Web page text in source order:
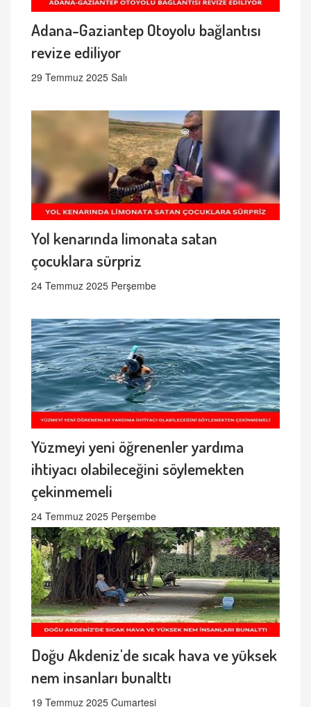
Adana-Gaziantep Otoyolu bağlantısı
revize ediliyor
29 Temmuz 2025 Salı
Yol kenarında limonata satan
çocuklara sürpriz
24 Temmuz 2025 Perşembe
Yüzmeyi yeni öğrenenler yardıma
ihtiyacı olabileceğini söylemekten
çekinmemeli
24 Temmuz 2025 Perşembe
Doğu Akdeniz'de sıcak hava ve yüksek
nem insanları bunalttı
19 Temmuz 2025 Cumartesi